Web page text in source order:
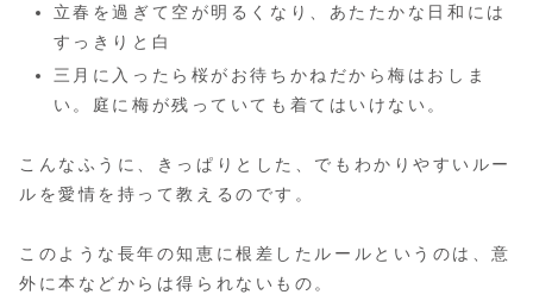
立春を過ぎて空が明るくなり、あたたかな日和には
すっきりと白
三月に入ったら桜がお待ちかねだから梅はおしま
い。庭に梅が残っていても着てはいけない。
こんなふうに、きっぱりとした、でもわかりやすいルー
ルを愛情を持って教えるのです。
このような長年の知恵に根差したルールというのは、意
外に本などからは得られないもの。